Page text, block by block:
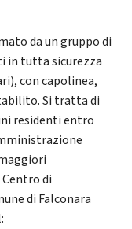
da un gruppo di
in tutta sicurezza
con capolinea,
Si tratta di
residenti entro
di
di Falconara